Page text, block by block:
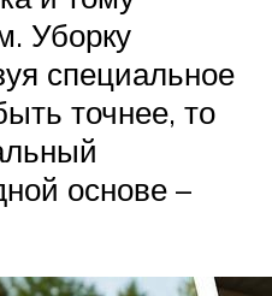
Уборку
специальное
точнее, то
основе –